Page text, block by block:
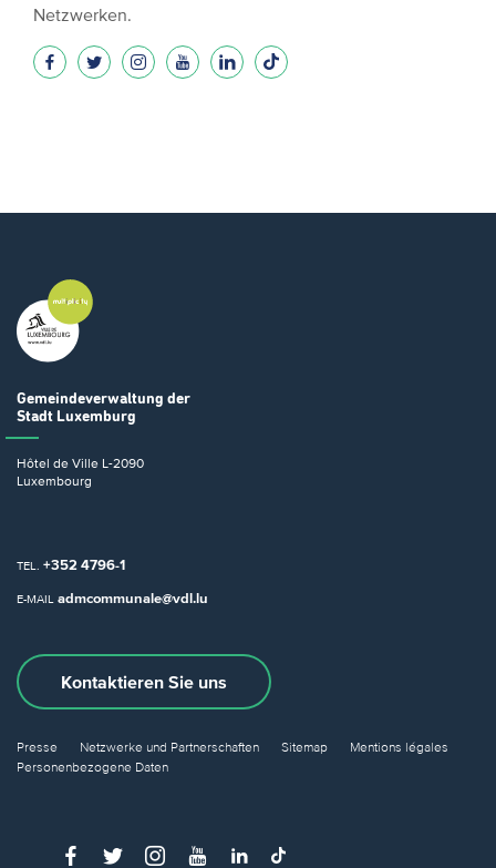
Netzwerken.
Gemeindeverwaltung der
Stadt Luxemburg
Hôtel de Ville L-2090
Luxembourg
TEL. +352 4796-1
E-MAIL admcommunale@vdl.lu
Kontaktieren Sie uns
Presse Netzwerke und Partnerschaften Sitemap
Mentions légales
Personenbezogene Daten